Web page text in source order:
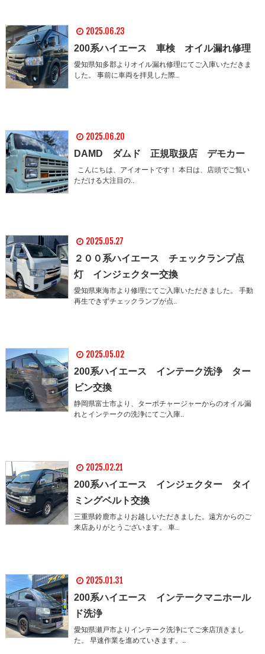
2025.06.23
200系ハイエース 車検 オイル漏れ修理
愛知県知多郡よりオイル漏れ修理にてご入庫いただきま
した。 事前に車両を拝見した際..
2025.06.20
DAMD ダムド 正規取扱店 デモカー
こんにちは、アイオートです！ 本日は、店頭でご覧い
ただける大注目の..
2025.05.27
２００系ハイエース チェックランプ点
灯 インジェクター交換
愛知県東海市より修理にてご入庫いただきました。 手動
再生できずチェックランプが点..
2025.05.02
200系ハイエース インテーク洗浄 ター
ビン交換
静岡県富士市より、ターボチャージャーからのオイル漏
れとインテークの洗浄にてご入庫..
2025.02.21
200系ハイエース インジェクター タイ
ミングベルト交換
三重県鈴鹿市よりお越しいただきました。遠方からのご
来店ありがとうございます。 車..
2025.01.31
200系ハイエース インテークマニホール
ド洗浄
愛知県瀬戸市よりインテーク洗浄にてご来店頂きまし
た。 早速作業を進めていきます。..